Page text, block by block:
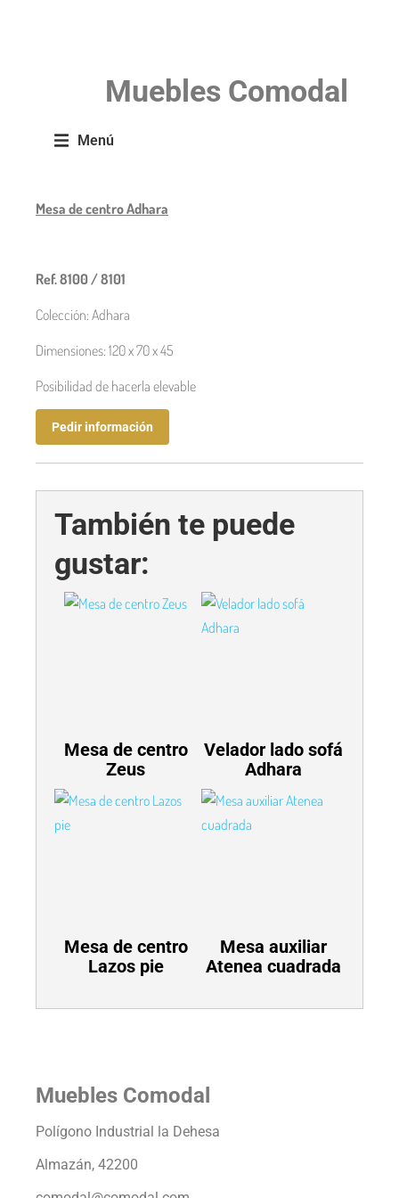
Muebles Comodal
Mesa de centro Adhara
Ref. 8100 / 8101
Colección: Adhara
Dimensiones: 120 x 70 x 45
Posibilidad de hacerla elevable
Pedir información
También te puede
gustar:
Mesa de centro
Zeus
Velador lado sofá
Adhara
Mesa de centro
Lazos pie
Mesa auxiliar
Atenea cuadrada
Muebles Comodal
Polígono Industrial la Dehesa
Almazán, 42200